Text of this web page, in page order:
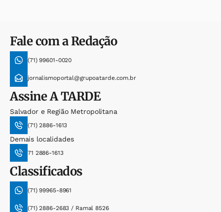
Fale com a Redação
(71) 99601-0020
jornalismoportal@grupoatarde.com.br
AssineA TARDE
Salvador e Região Metropolitana
(71) 2886-1613
Demais localidades
71 2886-1613
Classificados
(71) 99965-8961
(71) 2886-2683 / Ramal 8526